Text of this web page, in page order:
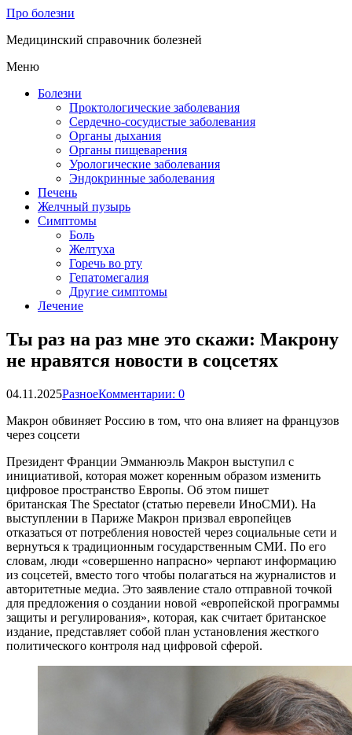
Про болезни
Медицинский справочник болезней
Меню
Болезни
Проктологические заболевания
Сердечно-сосудистые заболевания
Органы дыхания
Органы пищеварения
Урологические заболевания
Эндокринные заболевания
Печень
Желчный пузырь
Симптомы
Боль
Желтуха
Горечь во рту
Гепатомегалия
Другие симптомы
Лечение
Ты раз на раз мне это скажи: Макрону
не нравятся новости в соцсетях
04.11.2025РазноеКомментарии: 0
Макрон обвиняет Россию в том, что она влияет на французов
через соцсети
Президент Франции Эмманюэль Макрон выступил с
инициативой, которая может коренным образом изменить
цифровое пространство Европы. Об этом пишет
британская The Spectator (статью перевели ИноСМИ). На
выступлении в Париже Макрон призвал европейцев
отказаться от потребления новостей через социальные сети и
вернуться к традиционным государственным СМИ. По его
словам, люди «совершенно напрасно» черпают информацию
из соцсетей, вместо того чтобы полагаться на журналистов и
авторитетные медиа. Это заявление стало отправной точкой
для предложения о создании новой «европейской программы
защиты и регулирования», которая, как считает британское
издание, представляет собой план установления жесткого
политического контроля над цифровой сферой.